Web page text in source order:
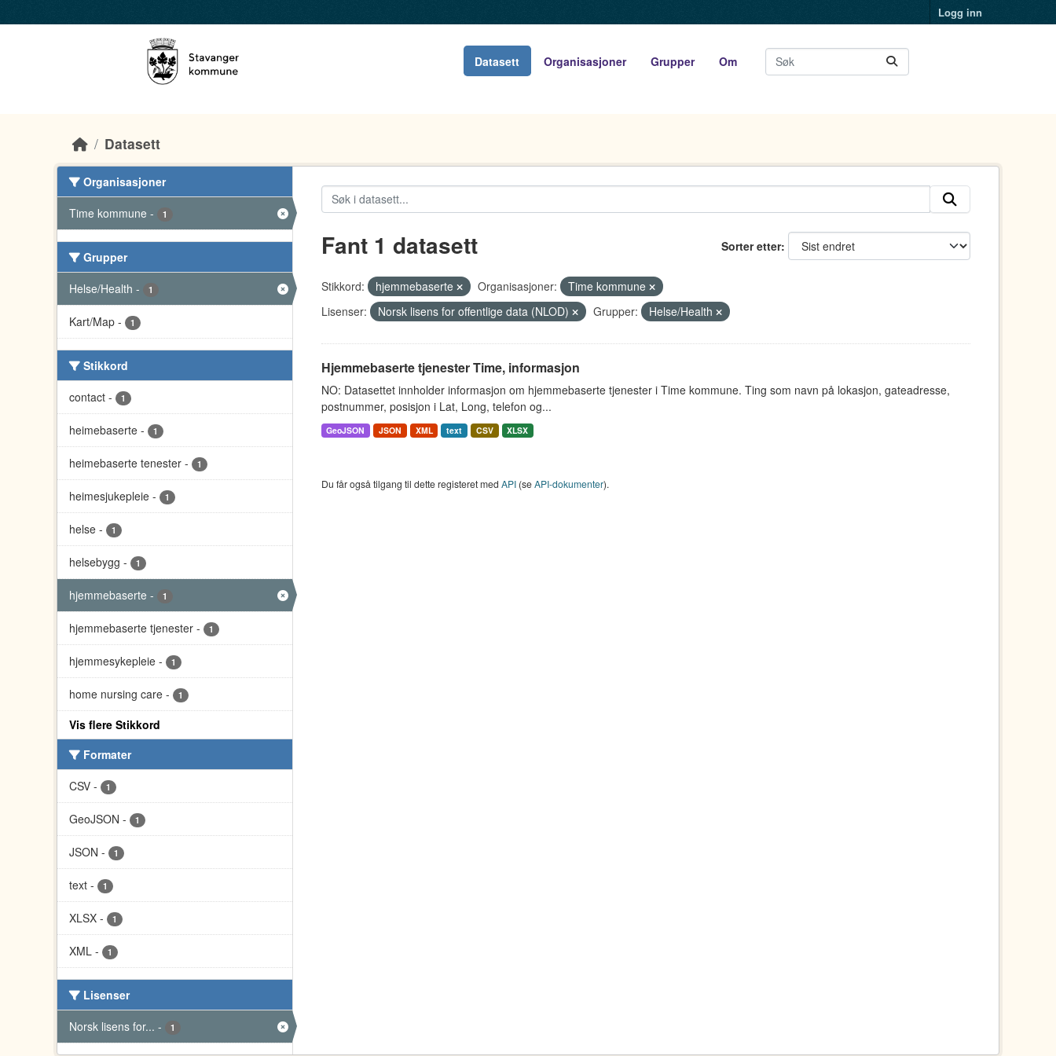
Logg inn
Datasett Organisasjoner Grupper Om
Datasett
Organisasjoner
Time kommune - 1
Grupper
Helse/Health - 1
Kart/Map - 1
Stikkord
contact - 1
heimebaserte - 1
heimebaserte tenester - 1
heimesjukepleie - 1
helse - 1
helsebygg - 1
hjemmebaserte - 1
hjemmebaserte tjenester - 1
hjemmesykepleie - 1
home nursing care - 1
Vis flere Stikkord
Formater
CSV - 1
GeoJSON - 1
JSON - 1
text - 1
XLSX - 1
XML - 1
Lisenser
Norsk lisens for... - 1
Sorter etter
Fant 1 datasett
Stikkord: hjemmebaserte Organisasjoner:
Time kommune
Lisenser:
Norsk lisens for offentlige data (NLOD) Grupper: Helse/Health
Hjemmebaserte tjenester Time, informasjon
NO: Datasettet innholder informasjon om hjemmebaserte tjenester i Time kommune. Ting som navn på lokasjon, gateadresse,
postnummer, posisjon i Lat, Long, telefon og...
GeoJSON JSON XML text CSV XLSX
Du får også tilgang til dette registeret med API(seAPI-dokumenter).